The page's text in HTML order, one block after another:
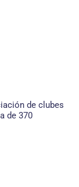
de clubes
de 370